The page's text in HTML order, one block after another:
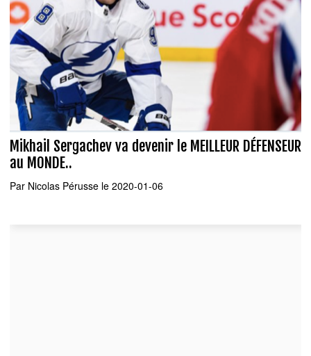
Mikhail Sergachev va devenir le MEILLEUR DÉFENSEUR
au MONDE..
Par Nicolas Pérusse le 2020-01-06